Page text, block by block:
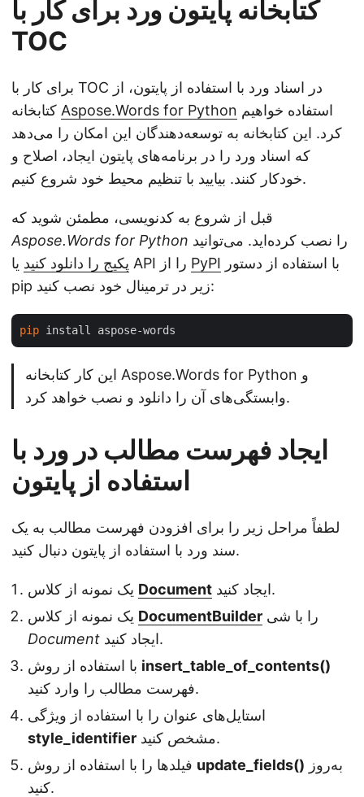
کتابخانه پایتون ورد برای کار با
TOC
برای کار با TOC در اسناد ورد با استفاده از پایتون، از
Aspose.Words for Python
کرد. این کتابخانه به توسعه‌دهندگان این امکان را می‌دهد
که اسناد ورد را در برنامه‌های پایتون ایجاد، اصلاح و
خودکار کنند. بیایید با تنظیم محیط خود شروع کنیم.
قبل از شروع به کدنویسی، مطمئن شوید که
Aspose.Words for Python را نصب کرده‌اید. می‌توانید
پکیج را دانلود کنید
PyPI
pip زیر در ترمینال خود نصب کنید:
pip
این کار کتابخانه Aspose.Words for Python و
وابستگی‌های آن را دانلود و نصب خواهد کرد.
ایجاد فهرست مطالب در ورد با
استفاده از پایتون
لطفاً مراحل زیر را برای افزودن فهرست مطالب به یک
سند ورد با استفاده از پایتون دنبال کنید.
Document
ایجاد کنید.
DocumentBuilder را با شی
Document
ایجاد کنید.
insert_table_of_contents()
فهرست مطالب را وارد کنید.
استایل‌های عنوان را با استفاده از ویژگی
style_identifier
مشخص کنید.
update_fields()
کنید.